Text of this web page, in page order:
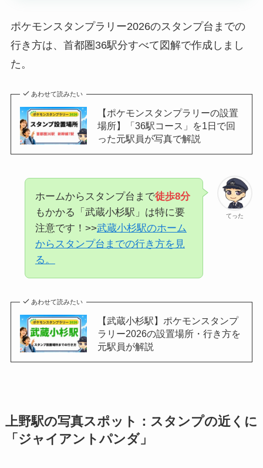
ポケモンスタンプラリー2026のスタンプ台までの
行き方は、首都圏36駅分すべて図解で作成しまし
た。
あわせて読みたい
【ポケモンスタンプラリーの設置
場所】「36駅コース」を1日で回
った元駅員が写真で解説
てった
ホームからスタンプ台まで徒歩8分
もかかる「武蔵小杉駅」は特に要
注意です！>>武蔵小杉駅のホーム
からスタンプ台までの行き方を見
る。
あわせて読みたい
【武蔵小杉駅】ポケモンスタンプ
ラリー2026の設置場所・行き方を
元駅員が解説
上野駅の写真スポット：スタンプの近くに
「ジャイアントパンダ」